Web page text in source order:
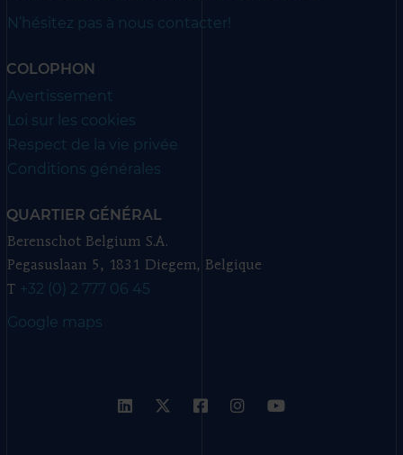
N’hésitez pas à nous contacter!
COLOPHON
Avertissement
Loi sur les cookies
Respect de la vie privée
Conditions générales
QUARTIER GÉNÉRAL
Berenschot Belgium S.A.
Pegasuslaan 5, 1831 Diegem, Belgique
T +32 (0) 2 777 06 45
Google maps